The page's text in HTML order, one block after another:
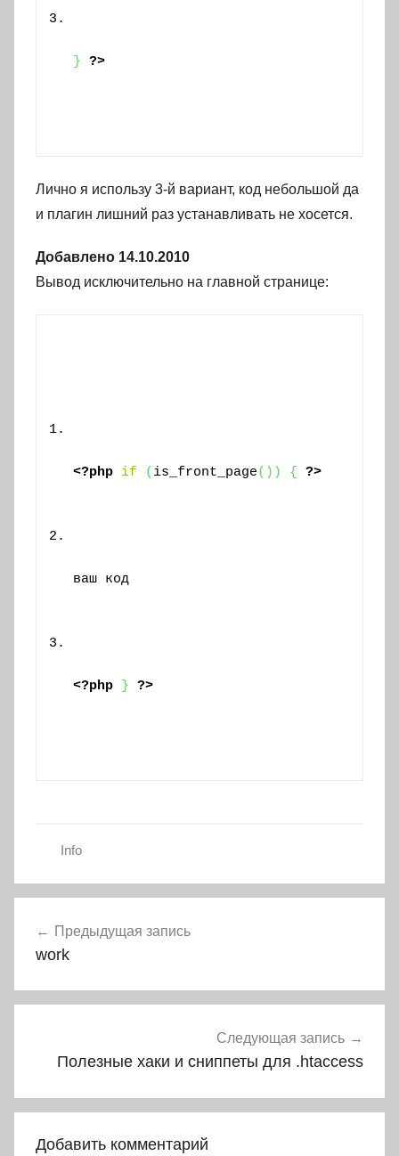
} ?>
Лично я использу 3-й вариант, код небольшой да
и плагин лишний раз устанавливать не хосется.
Добавлено 14.10.2010
Вывод исключительно на главной странице:
<?php if ( is_front_page( ) ) { ?>
ваш код
<?php } ?>
Info
по
Предыдущая запись
work
Следующая запись
Полезные хаки и сниппеты для .htaccess
Добавить комментарий